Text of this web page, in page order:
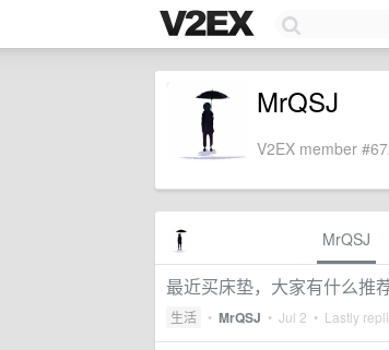
MrQSJ
V2EX member
MrQSJ
最近买床垫，大家有什么推
生活 • MrQSJ • Jul 2 • Lastly